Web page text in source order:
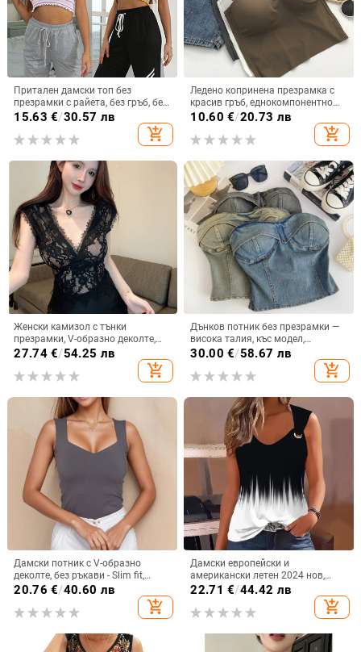
Притален дамски топ без
презрамки с райета, без гръб, без
ръкави, полиестер
15.63 €/30.57 лв
add_shopping_cart
Ледено копринена презрамка с
красив гръб, еднокомпонентно
бельо с фиксирана чашка,
основа, регулируема презрамка,
къс тръбен топ за жени
10.60 €/20.73 лв
add_shopping_cart
Женски камизол с тънки
презрамки, V-образно деколте,
къс модел, флорална шарка,
27.74€/54.25 лв
add_shopping_cart
Дънков потник без презрамки —
висока талия, къс модел,
памучна смес със спандекс, стил
30.00 €/58.67 лв
add_shopping_cart
Дамски потник с V-образно
деколте, без ръкави - Slim fit,
полиестер 95%+, едноцветен
модел, презрамки фиксирани
20.76 €/40.60 лв
add_shopping_cart
Дамски европейски и
американски летен 2024 нов,
прост, широк, удобен, ежедневен,
моден, с катарама от пара, WN23
22.71 €/44.42 лв
add_shopping_cart